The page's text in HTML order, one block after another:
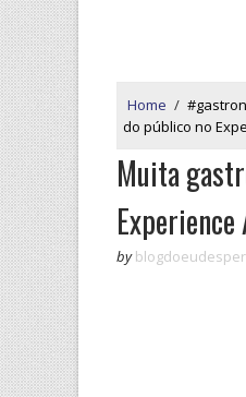
Home /
do público no
Muita
by blogdoeudesper